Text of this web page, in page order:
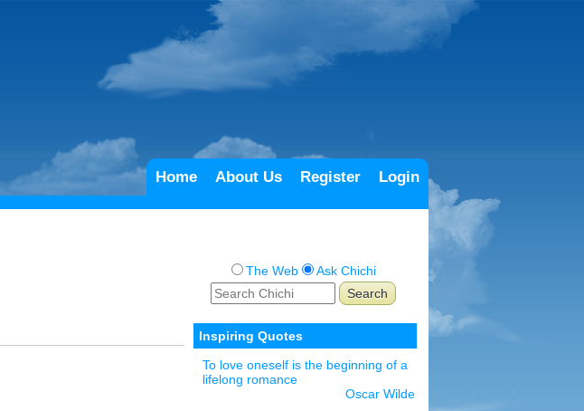
Home About Us Register Login
The Web Ask Chichi
Inspiring Quotes
To love oneself is the beginning of a
lifelong romance
Oscar Wilde